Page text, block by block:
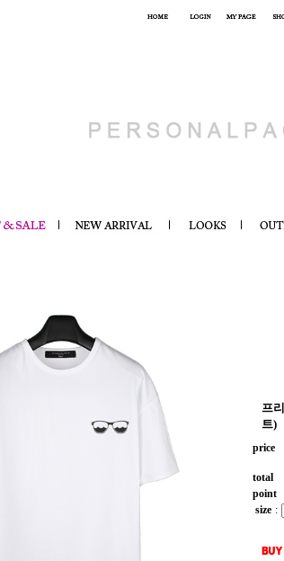
프
트)
price
total
point
size :